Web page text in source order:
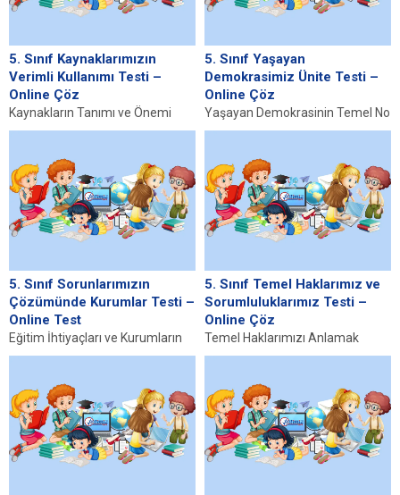
5. Sınıf Kaynaklarımızın
Verimli Kullanımı Testi –
Online Çöz
Kaynakların Tanımı ve Önemi
Kaynak kelimesi, genel anlamda
temel...
5. Sınıf Yaşayan
Demokrasimiz Ünite Testi –
Online Çöz
Yaşayan Demokrasinin Temel No
İsimleri Demokrasi kavramı,
inançları ve eylemleri ile toplum...
5. Sınıf Sorunlarımızın
Çözümünde Kurumlar Testi –
Online Test
Eğitim İhtiyaçları ve Kurumların
Rolü Günümüzde eğitim
bireylerin gelişimi ve toplumun
ilerlemesi açısından...
5. Sınıf Temel Haklarımız ve
Sorumluluklarımız Testi –
Online Çöz
Temel Haklarımızı Anlamak
Temel haklar, bireylerin doğuştan
aşamasında korunması
gereken...